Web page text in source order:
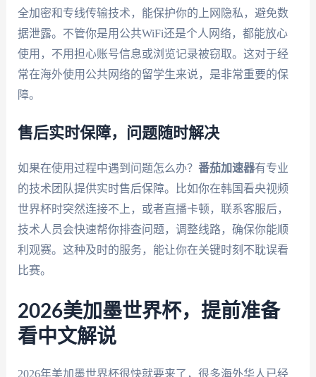
全加密和专线传输技术，能保护你的上网隐私，避免数
据泄露。不管你是用公共WiFi还是个人网络，都能放心
使用，不用担心账号信息或浏览记录被窃取。这对于经
常在海外使用公共网络的留学生来说，是非常重要的保
障。
售后实时保障，问题随时解决
如果在使用过程中遇到问题怎么办？ 番茄加速器有专业
的技术团队提供实时售后保障。比如你在韩国看央视频
世界杯时突然连接不上，或者直播卡顿，联系客服后，
技术人员会快速帮你排查问题，调整线路，确保你能顺
利观赛。这种及时的服务，能让你在关键时刻不耽误看
比赛。
2026美加墨世界杯，提前准备
看中文解说
2026年美加墨世界杯很快就要来了，很多海外华人已经